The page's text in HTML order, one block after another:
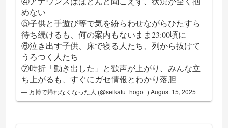
めない
⑤子供と手遊び等で気を紛らわせながらひたすら
待ち続けるも、何の案内もないまま23:00頃に
⑥泣き出す子供、床で寝る人たち、列から抜けて
うろつく人たち
⑦時折「動き出した」と歓声が上がり、みんな立
ち上がるも、すぐにガセ情報とわかり落胆
— 万博で帰れなくなった人 (@seikatu_hogo_)August 15, 2025